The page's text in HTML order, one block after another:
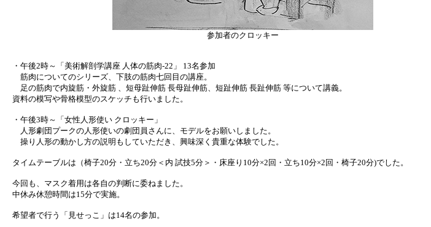
参加者のクロッキー
・午後2時～「美術解剖学講座 人体の筋肉-22」 13名参加
筋肉についてのシリーズ、下肢の筋肉七回目の講座。
足の筋肉で内旋筋・外旋筋 、短母趾伸筋 長母趾伸筋、短趾伸筋 長趾伸筋 等について講義。
資料の模写や骨格模型のスケッチも行いました。
・午後3時～「女性人形使い クロッキー」
人形劇団プークの人形使いの劇団員さんに、モデルをお願いしました。
操り人形の動かし方の説明もしていただき、興味深く貴重な体験でした。
タイムテーブルは（椅子20分・立ち20分＜内 試技5分＞・床座り10分×2回・立ち10分×2回・椅子20分)でした。
今回も、マスク着用は各自の判断に委ねました。
中休み休憩時間は15分で実施。
希望者で行う「見せっこ」は14名の参加。